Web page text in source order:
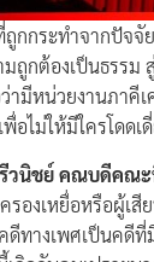
ถูกกระทำจากปัจ
ถูกต้องเป็นธรรม
ว่ามีหน่วยงานภาคี
พื่อไม่ให้มีใครโดด
วนิชย์ คณบดีคณ
รองเหยื่อหรือผู้เสี
ดีทางเพศเป็นคดี
กิดกับคนเปราะบ